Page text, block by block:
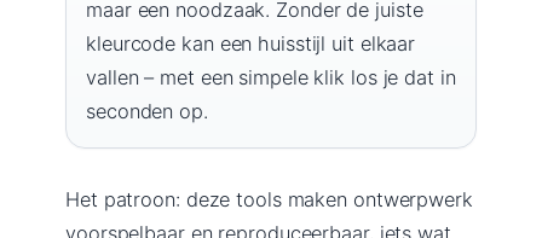
maar een noodzaak. Zonder de juiste
kleurcode kan een huisstijl uit elkaar
vallen – met een simpele klik los je dat in
seconden op.
Het patroon: deze tools maken ontwerpwerk
voorspelbaar en reproduceerbaar, iets wat